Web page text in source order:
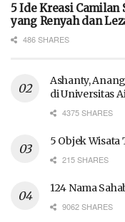
5 Ide Kreasi Camilan
yang Renyah dan
486 SHARES
Ashanty,
di Universitas
4375 SHARES
5 Objek
215 SHARES
124 Nama
9062 SHARES